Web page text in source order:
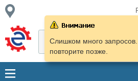
Слишком много запросов.
повторите позже.